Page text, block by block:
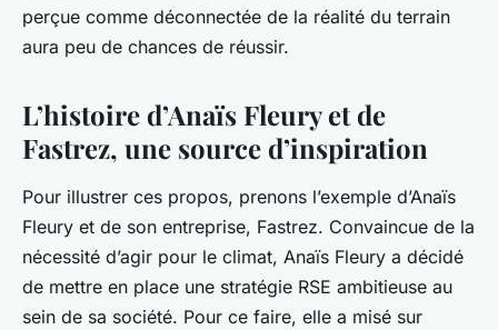
perçue comme déconnectée de la réalité du terrain
aura peu de chances de réussir.
L’histoire d’Anaïs Fleury et de
Fastrez, une source d’inspiration
Pour illustrer ces propos, prenons l’exemple d’Anaïs
Fleury et de son entreprise, Fastrez. Convaincue de la
nécessité d’agir pour le climat, Anaïs Fleury a décidé
de mettre en place une stratégie RSE ambitieuse au
sein de sa société. Pour ce faire, elle a misé sur